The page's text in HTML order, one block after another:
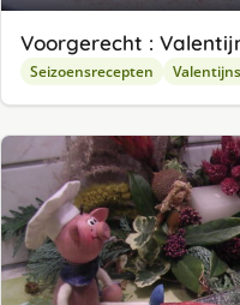
Voorgerecht :
Seizoensrecepten